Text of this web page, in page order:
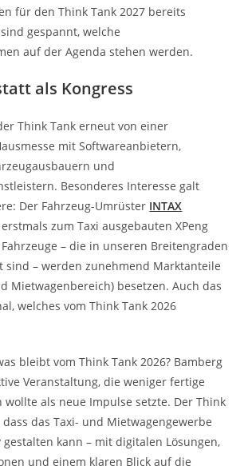
für den Think Tank 2027 bereits
gespannt, welche
auf der Agenda stehen werden.
als Kongress
Think Tank erneut von einer
mit Softwareanbietern,
und
Besonderes Interesse galt
Der Fahrzeug-Umrüster INTAX
zum Taxi ausgebauten XPeng
Fahrzeuge – die in unseren Breitengraden
sind – werden zunehmend Marktanteile
Mietwagenbereich) besetzen. Auch das
welches vom Think Tank 2026
bleibt vom Think Tank 2026? Bamberg
Veranstaltung, die weniger fertige
als neue Impulse setzte. Der Think
dass das Taxi- und Mietwagengewerbe
kann – mit digitalen Lösungen,
und einem klaren Blick auf die